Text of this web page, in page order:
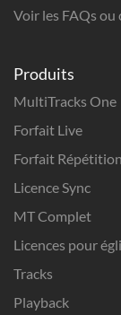
Produits
MultiTracks One
Forfait Live
Forfait Répétition
Licence Sync
MT Complet
Licences pour
Tracks
Playback
Voir les FAQs